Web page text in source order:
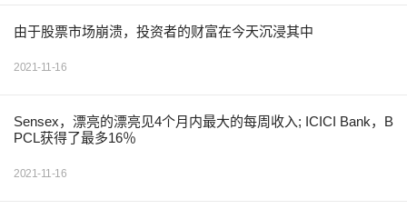
由于股票市场崩溃，投资者的财富在今天沉浸其中
2021-11-16
Sensex，漂亮的漂亮见4个月内最大的每周收入; ICICI Bank，B
PCL获得了最多16％
2021-11-16